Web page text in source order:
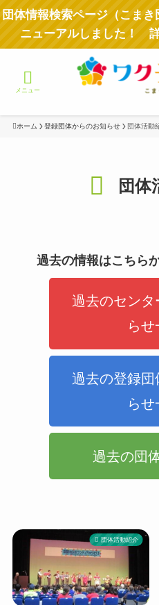
団体情報検索ページ（こま
ニューアルしました！
メニュー
ホーム 登録団体からのお知らせ 団体活動
団体
過去の情報はこちら
過去のセンタ
らせ
過去の登録団
らせ
過去の団
団体活動紹介